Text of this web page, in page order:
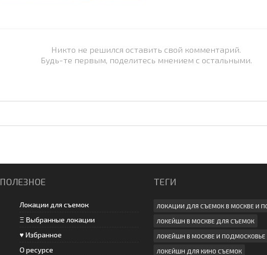
Никто не решился оставить свой комментарий.
Будь-те первым, поделитесь мнением с остальными.
ПОЛЕЗНОЕ
Локации для съемок
Ξ Выбранные локации
♥ Избранное
О ресурсе
ТЕГИ
ЛОКАЦИИ ДЛЯ СЪЕМОК В МОСКВЕ И
ЛОКЕЙШН В МОСКВЕ ДЛЯ СЪЕМОК
ЛОКЕЙШН В МОСКВЕ И ПОДМОСКОВЬЕ
ЛОКЕЙШН ДЛЯ КИНО СЪЕМОК